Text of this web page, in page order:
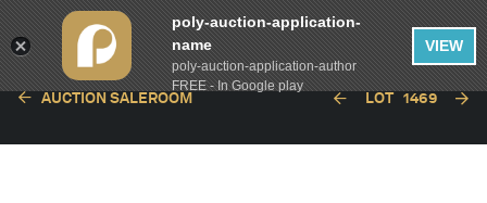
AUCTION SALEROOM LOT 1469
poly-auction-application-
name
poly-auction-application-author
FREE - In Google play
VIEW